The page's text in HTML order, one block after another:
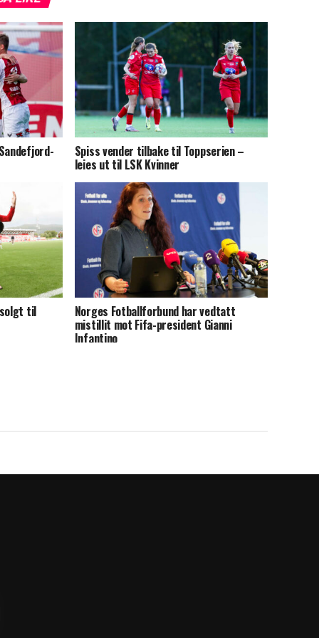
Spiss vender tilbake til Toppserien –
leies ut til LSK Kvinner
til Norges Fotballforbund har vedtatt
mistillit mot Fifa-president Gianni
Infantino